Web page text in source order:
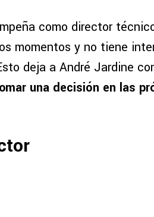
como director
momentos y no tiene
deja a André Jardine
una decisión en las